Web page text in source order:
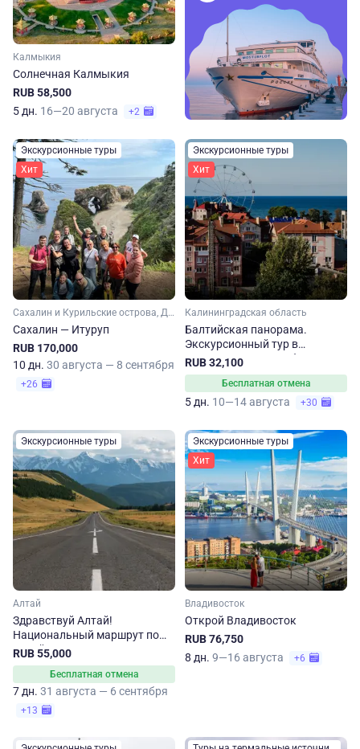
Калмыкия
Солнечная Калмыкия
RUB 58,500
5 дн. 16—20 августа +2
Экскурсионные туры
Хит
Сахалин и Курильские острова, Дальний Восток
Сахалин — Итуруп
RUB 170,000
10 дн. 30 августа — 8 сентября
+26
Экскурсионные туры
Хит
Калининградская область
Балтийская панорама.
Экскурсионный тур в
Калининградскую область
RUB 32,100
Бесплатная отмена
5 дн. 10—14 августа +30
Экскурсионные туры
Алтай
Здравствуй Алтай!
Национальный маршрут по
Алтайскому краю
RUB 55,000
Бесплатная отмена
7 дн. 31 августа — 6 сентября
+13
Экскурсионные туры
Хит
Владивосток
Открой Владивосток
RUB 76,750
8 дн. 9—16 августа +6